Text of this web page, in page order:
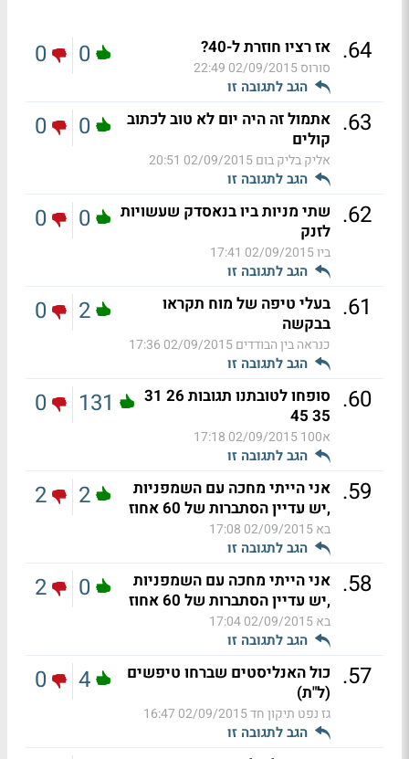
64
. אז רציו חוזרת ל-40?
סורוס02/09/2015 22:49
הגב לתגובה זו
0
0
63
. אתמול זה היה יום לא טוב לכתוב
קולים
אליק בליק בום02/09/2015 20:51
הגב לתגובה זו
0
0
62
. שתי מניות ביו בנאסדק שעשויות
לזנק
ביו02/09/2015 17:41
הגב לתגובה זו
0
0
61
. בעלי טיפה של מוח תקראו
בבקשה
כנראה בין הבודדים02/09/2015 17:36
הגב לתגובה זו
2
0
60
.
סופחו לטובתנו תגובות 26 31
35 45
א100 02/09/2015 17:18
הגב לתגובה זו
131
0
59
. אני הייתי מחכה עם השמפניות
,יש עדיין הסתברות של 60 אחוז
בא02/09/2015 17:08
הגב לתגובה זו
2
2
58
. אני הייתי מחכה עם השמפניות
,יש עדיין הסתברות של 60 אחוז
בא02/09/2015 17:04
הגב לתגובה זו
0
2
57
. כול האנליסטים שברחו טיפשים
(ל"ת)
גז נפט תיקון חד02/09/2015 16:47
הגב לתגובה זו
4
0